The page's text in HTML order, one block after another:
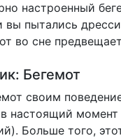
настроенный
вы пытались
во сне
Бегемот
своим
настоящий
Больше того,